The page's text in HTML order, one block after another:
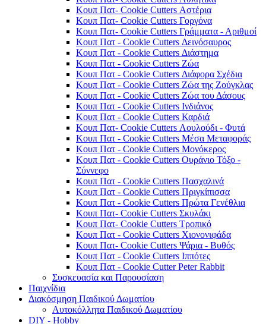
Κουπ Πατ- Cookie Cutters Αστέρια
Κουπ Πατ- Cookie Cutters Γοργόνα
Κουπ Πατ- Cookie Cutters Γράμματα - Αριθμοί
Κουπ Πατ - Cookie Cutters Δεινόσαυρος
Κουπ Πατ - Cookie Cutters Διάστημα
Κουπ Πατ - Cookie Cutters Ζώα
Κουπ Πατ - Cookie Cutters Διάφορα Σχέδια
Κουπ Πατ - Cookie Cutters Ζώα της Ζούγκλας
Κουπ Πατ - Cookie Cutters Ζώα του Δάσους
Κουπ Πατ - Cookie Cutters Ινδιάνος
Κουπ Πατ - Cookie Cutters Καρδιά
Κουπ Πατ- Cookie Cutters Λουλούδι - Φυτά
Κουπ Πατ - Cookie Cutters Μέσα Μεταφοράς
Κουπ Πατ - Cookie Cutters Μονόκερος
Κουπ Πατ - Cookie Cutters Ουράνιο Τόξο -
Σύννεφο
Κουπ Πατ - Cookie Cutters Πασχαλινά
Κουπ Πατ - Cookie Cutters Πριγκίπισσα
Κουπ Πατ - Cookie Cutters Πρώτα Γενέθλια
Κουπ Πατ- Cookie Cutters Σκυλάκι
Κουπ Πατ- Cookie Cutters Τροπικό
Κουπ Πατ - Cookie Cutters Χιονονιφάδα
Κουπ Πατ- Cookie Cutters Ψάρια - Βυθός
Κουπ Πατ - Cookie Cutters Ιππότες
Κουπ Πατ - Cookie Cutter Peter Rabbit
Συσκευασία και Παρουσίαση
Παιχνίδια
Διακόσμηση Παιδικού Δωματίου
Αυτοκόλλητα Παιδικού Δωματίου
DIY - Hobby